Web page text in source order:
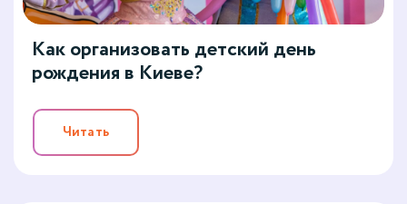
Как организовать детский день
рождения в Киеве?
Читать